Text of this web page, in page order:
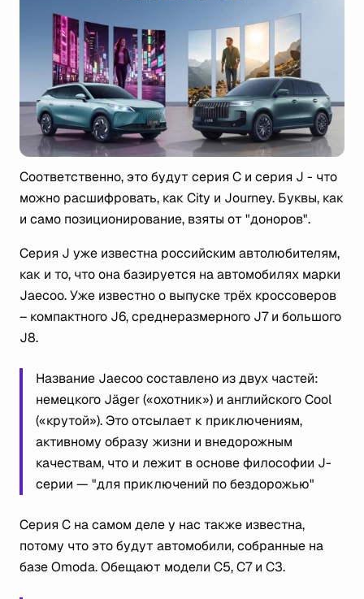
Соответственно, это будут серия C и серия J - что
можно расшифровать, как City и Journey. Буквы, как
и само позиционирование, взяты от "доноров".
Серия J уже известна российским автолюбителям,
как и то, что она базируется на автомобилях марки
Jaecoo. Уже известно о выпуске трёх кроссоверов
– компактного J6, среднеразмерного J7 и большого
J8.
Название Jaecoo составлено из двух частей:
немецкого Jäger («охотник») и английского Cool
(«крутой»). Это отсылает к приключениям,
активному образу жизни и внедорожным
качествам, что и лежит в основе философии J-
серии — "для приключений по бездорожью"
Серия C на самом деле у нас также известна,
потому что это будут автомобили, собранные на
базе Omoda. Обещают модели C5, C7 и C3.